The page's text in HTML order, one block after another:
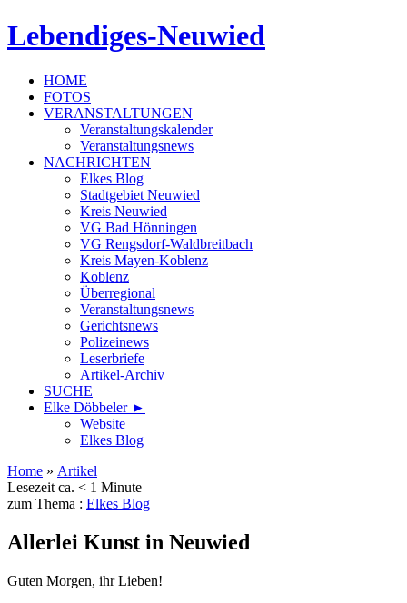
Lebendiges-Neuwied
HOME
FOTOS
VERANSTALTUNGEN
Veranstaltungskalender
Veranstaltungsnews
NACHRICHTEN
Elkes Blog
Stadtgebiet Neuwied
Kreis Neuwied
VG Bad Hönningen
VG Rengsdorf-Waldbreitbach
Kreis Mayen-Koblenz
Koblenz
Überregional
Veranstaltungsnews
Gerichtsnews
Polizeinews
Leserbriefe
Artikel-Archiv
SUCHE
Elke Döbbeler ►
Website
Elkes Blog
Home » Artikel
Lesezeit ca. < 1 Minute
zum Thema : Elkes Blog
Allerlei Kunst in Neuwied
Guten Morgen, ihr Lieben!